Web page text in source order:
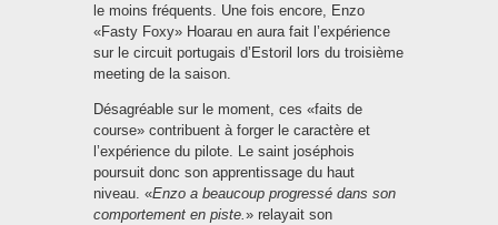
le moins fréquents. Une fois encore, Enzo
«Fasty Foxy» Hoarau en aura fait l’expérience
sur le circuit portugais d’Estoril lors du troisième
meeting de la saison.
Désagréable sur le moment, ces «faits de
course» contribuent à forger le caractère et
l’expérience du pilote. Le saint joséphois
poursuit donc son apprentissage du haut
niveau. «Enzo a beaucoup progressé dans son
comportement en piste.» relayait son